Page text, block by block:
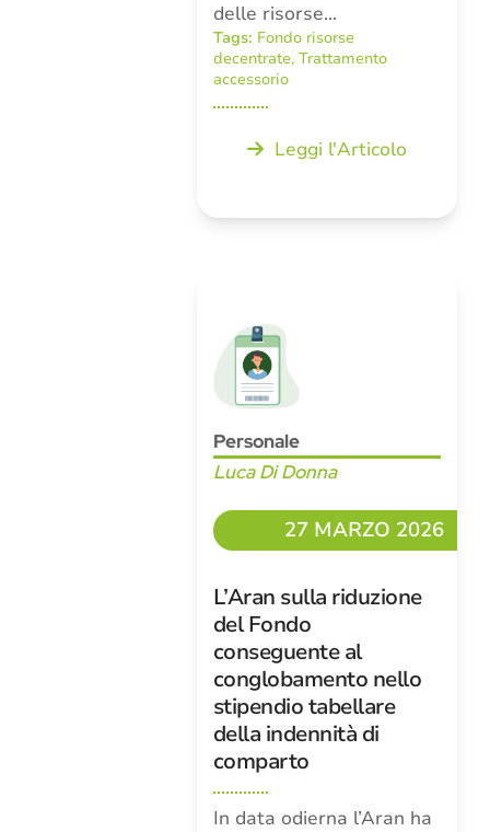
delle risorse…
Tags: Fondo risorse
decentrate, Trattamento
accessorio
Leggi l'Articolo
Personale
Luca Di Donna
27 MARZO 2026
L’Aran sulla riduzione
del Fondo
conseguente al
conglobamento nello
stipendio tabellare
della indennità di
comparto
In data odierna l’Aran ha